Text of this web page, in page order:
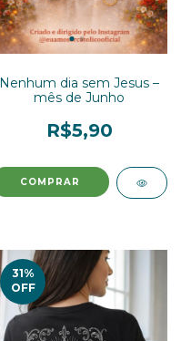
Nenhum dia sem Jesus –
mês de Junho
R$5,90
31%
OFF